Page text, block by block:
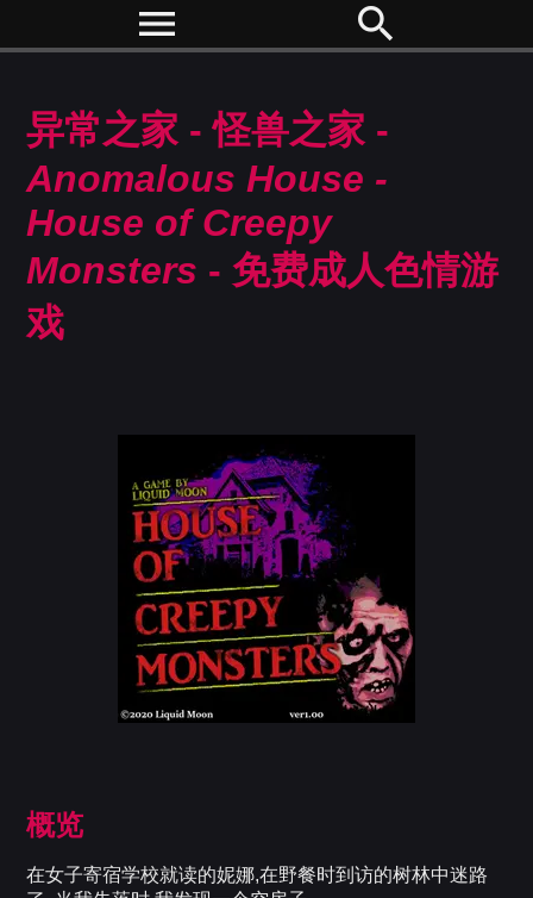
menu search
异常之家 - 怪兽之家 -
Anomalous House -
House of Creepy
Monsters - 免费成人色情游
戏
概览
在女子寄宿学校就读的妮娜,在野餐时到访的树林中迷路